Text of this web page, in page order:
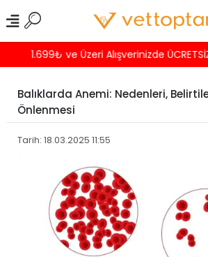
Havalede %4 İNDİRİM
Balıklarda Anemi: Nedenleri,
Önlenmesi
Tarih: 18.03.2025 11:55